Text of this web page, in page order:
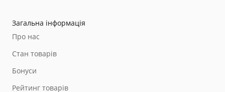
Загальна інформація
Про нас
Стан товарів
Бонуси
Рейтинг товарів